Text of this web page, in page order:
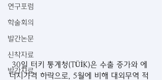
연구포럼
학술회의
발간논문
신착자료
발간자료
30일 터키 통계청(TÜİK)은 수출 증가와 에
너지가격 하락으로, 5월에 비해 대외무역 적